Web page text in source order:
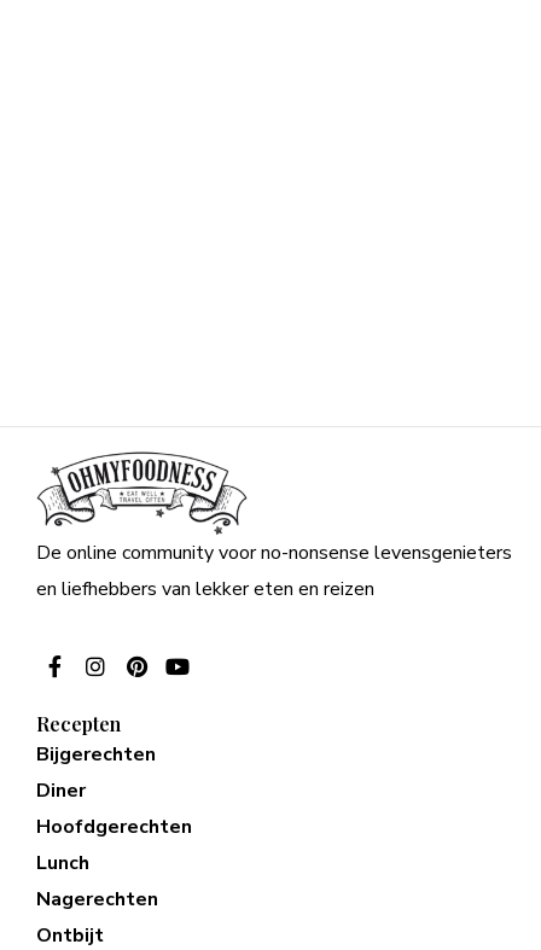
De online community voor no-nonsense levensgenieters
en liefhebbers van lekker eten en reizen
Recepten
Bijgerechten
Diner
Hoofdgerechten
Lunch
Nagerechten
Ontbijt